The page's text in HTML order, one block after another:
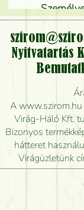
virágcsokrot,
Meddig
Mennyire
mikor
Vörös
Milyen
Nyitvatartás
A
Virág-Háló Kft.
Bizonyos
hátteret
Virágüzletünk